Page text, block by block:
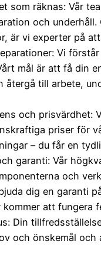
som räknas: Vår
och underhåll.
är vi experter på
Vi
mål är att få din
återgå till arbete,
och prisvärdhet:
priser för
– du får en
garanti: Vår
och
dig en garanti
kommer att fungera
Din
och önskemål